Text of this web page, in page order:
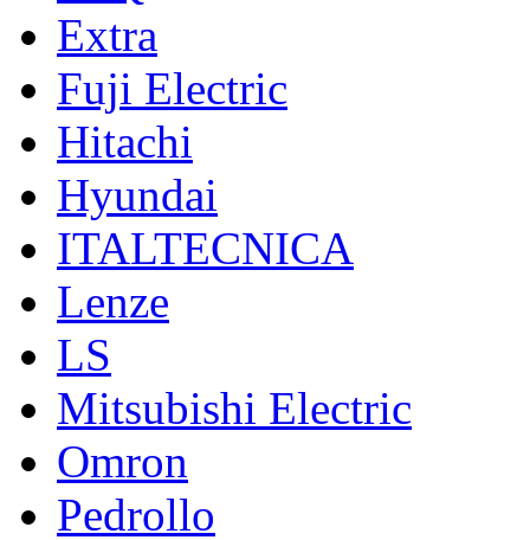
Extra
Fuji Electric
Hitachi
Hyundai
ITALTECNICA
Lenze
LS
Mitsubishi Electric
Omron
Pedrollo